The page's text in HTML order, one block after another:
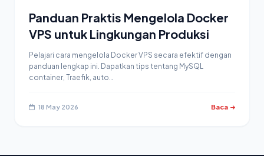
Panduan Praktis Mengelola Docker
VPS untuk Lingkungan Produksi
Pelajari cara mengelola Docker VPS secara efektif dengan
panduan lengkap ini. Dapatkan tips tentang MySQL
container, Traefik, auto…
18 May 2026 Baca